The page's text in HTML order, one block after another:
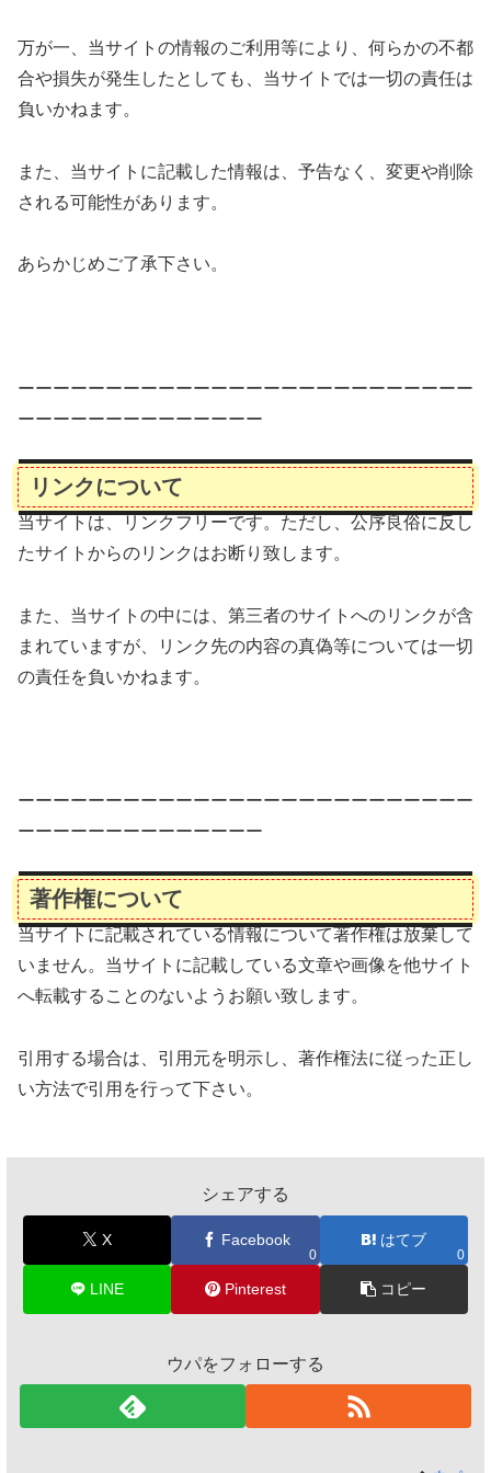
万が一、当サイトの情報のご利用等により、何らかの不都
合や損失が発生したとしても、当サイトでは一切の責任は
負いかねます。
また、当サイトに記載した情報は、予告なく、変更や削除
される可能性があります。
あらかじめご了承下さい。
ーーーーーーーーーーーーーーーーーーーーーーーーーー
ーーーーーーーーーーーーーー
リンクについて
当サイトは、リンクフリーです。ただし、公序良俗に反し
たサイトからのリンクはお断り致します。
また、当サイトの中には、第三者のサイトへのリンクが含
まれていますが、リンク先の内容の真偽等については一切
の責任を負いかねます。
ーーーーーーーーーーーーーーーーーーーーーーーーーー
ーーーーーーーーーーーーーー
著作権について
当サイトに記載されている情報について著作権は放棄して
いません。当サイトに記載している文章や画像を他サイト
へ転載することのないようお願い致します。
引用する場合は、引用元を明示し、著作権法に従った正し
い方法で引用を行って下さい。
シェアする
X Facebook
0
はてブ
0
LINE Pinterest コピー
ウパをフォローする